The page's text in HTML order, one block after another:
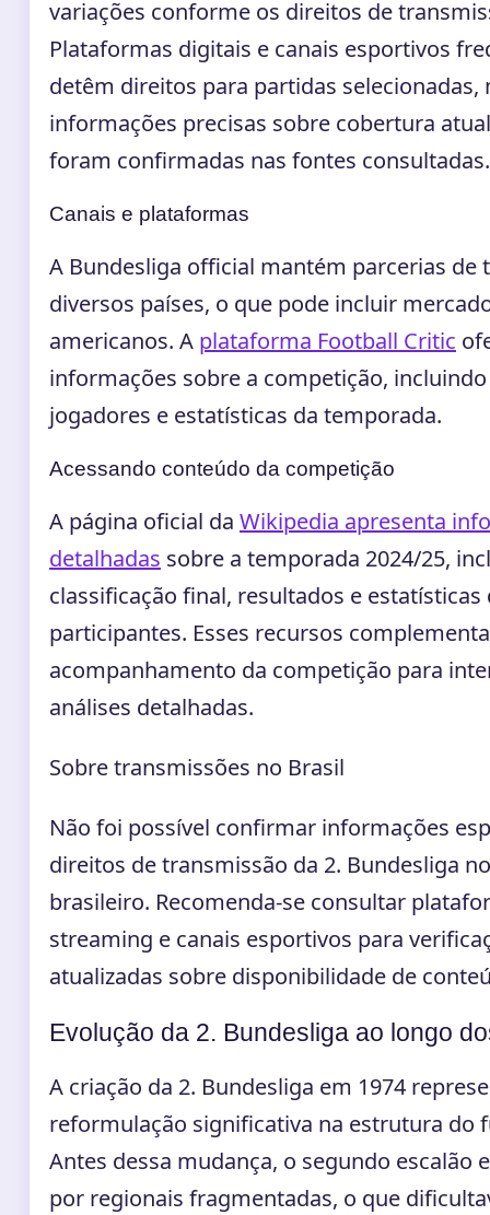
variações conforme os direitos de
Plataformas digitais e canais esportivos
detêm direitos para partidas selecionadas,
informações precisas sobre cobertura
foram confirmadas nas fontes consultadas.
Canais e plataformas
A Bundesliga official mantém parcerias de
diversos países, o que pode incluir
americanos. A plataforma Football Critic
informações sobre a competição,
jogadores e estatísticas da temporada.
Acessando conteúdo da competição
A página oficial da Wikipedia apresenta
detalhadas sobre a temporada 2024/25,
classificação final, resultados e estatísticas
participantes. Esses recursos
acompanhamento da competição para
análises detalhadas.
Sobre transmissões no Brasil
Não foi possível confirmar informações
direitos de transmissão da 2. Bundesliga
brasileiro. Recomenda-se consultar
streaming e canais esportivos para
atualizadas sobre disponibilidade de
Evolução da 2. Bundesliga ao longo
A criação da 2. Bundesliga em 1974
reformulação significativa na estrutura do
Antes dessa mudança, o segundo escalão
por regionais fragmentadas, o que